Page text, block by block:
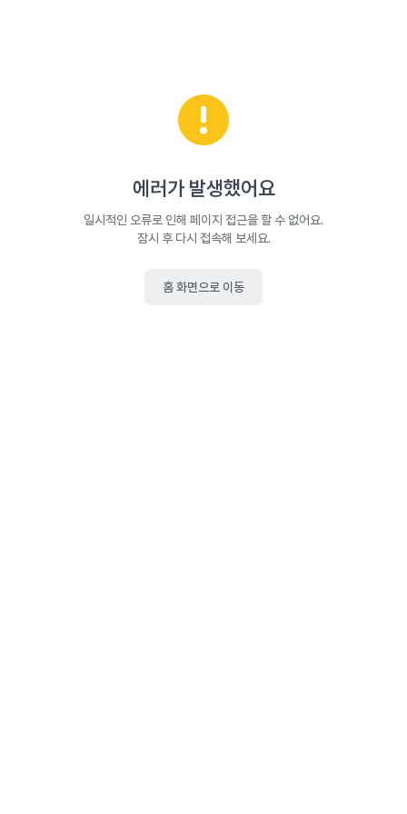
에러가 발생했어요
일시적인 오류로 인해 페이지 접근을 할 수 없어요.
잠시 후 다시 접속해 보세요.
홈 화면으로 이동